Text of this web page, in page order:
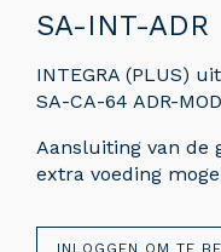
SA-INT-ADR
INTEGRA (PLUS)
SA-CA-64 ADR-
Aansluiting van de
extra voeding
INLOGGEN OM TE